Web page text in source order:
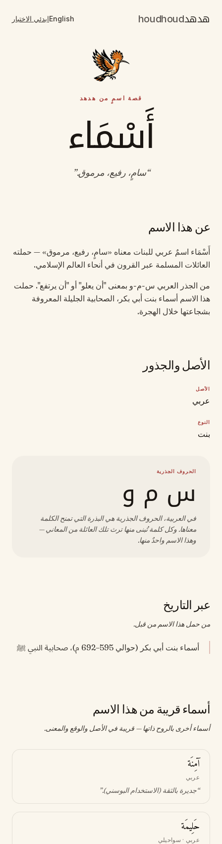
هدهدhoudhoud
Englishابدئي الاختبار
قصة اسمٍ من هدهد
أَسْمَاء
“سامٍ، رفيع، مرموق.”
عن هذا الاسم
أَسْمَاء اسمٌ عربي للبنات معناه «سامٍ، رفيع، مرموق» — حملته
العائلات المسلمة عبر القرون في أنحاء العالم الإسلامي.
من الجذر العربي س-م-و بمعنى "أن يعلو" أو "أن يرتفع". حملت
هذا الاسم أسماء بنت أبي بكر، الصحابية الجليلة المعروفة
بشجاعتها خلال الهجرة.
الأصل والجذور
الأصل
عربي
النوع
بنت
الحروف الجذرية
س م و
في العربية، الحروف الجذرية هي البذرة التي تمنح الكلمة
معناها. وكل كلمة تُبنى منها ترث تلك العائلة من المعاني —
وهذا الاسم واحدٌ منها.
عبر التاريخ
من حمل هذا الاسم من قبل.
أسماء بنت أبي بكر (حوالي 595–692 م)، صحابية النبي ﷺ
أسماء قريبة من هذا الاسم
أسماء أخرى بالروح ذاتها — قريبة في الأصل والوقع والمعنى.
آمِنَة
عربي
“جديرة بالثقة (الاستخدام البوسني).”
حَلِيمَة
عربي · سواحيلي